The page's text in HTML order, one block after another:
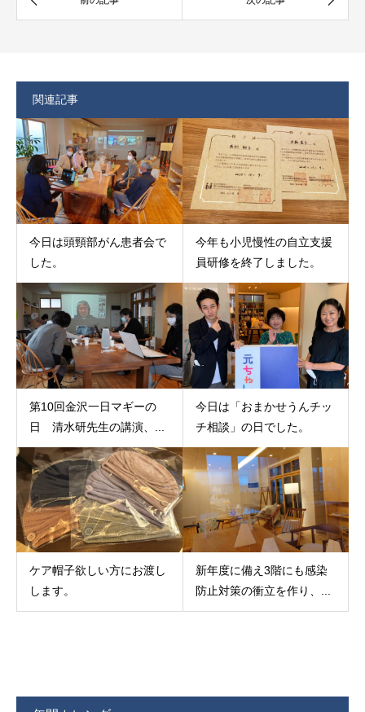
関連記事
今日は頭頸部がん患者会で
した。
今年も小児慢性の自立支援
員研修を終了しました。
第10回金沢一日マギーの
日 清水研先生の講演、...
今日は「おまかせうんチッ
チ相談」の日でした。
ケア帽子欲しい方にお渡し
します。
新年度に備え3階にも感染
防止対策の衝立を作り、...